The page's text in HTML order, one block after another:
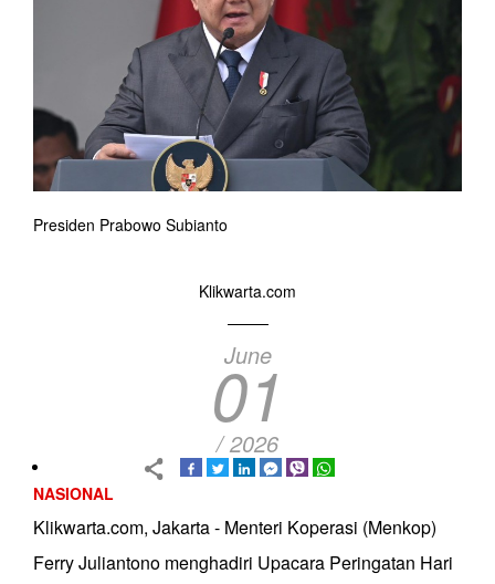
Presiden Prabowo Subianto
Klikwarta.com
June
01
/ 2026
NASIONAL
Klikwarta.com, Jakarta - Menteri Koperasi (Menkop)
Ferry Juliantono menghadiri Upacara Peringatan Hari